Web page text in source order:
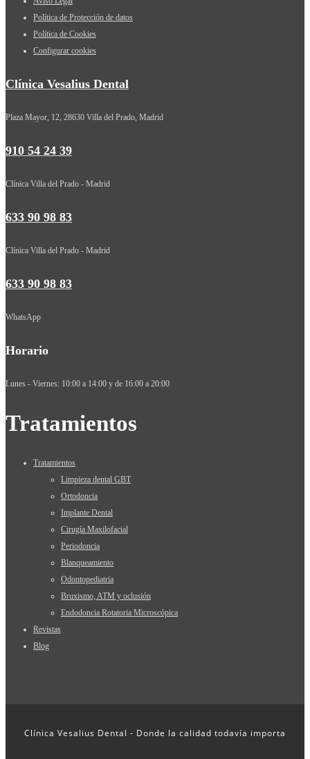
Política de Protección de datos
Política de Cookies
Configurar cookies
Clínica Vesalius Dental
Plaza Mayor, 12, 28630 Villa del Prado, Madrid
910 54 24 39
Clínica Villa del Prado - Madrid
633 90 98 83
Clínica Villa del Prado - Madrid
633 90 98 83
WhatsApp
Horario
Lunes - Viernes: 10:00 a 14:00 y de 16:00 a 20:00
Tratamientos
Tratamientos
Limpieza dental GBT
Ortodoncia
Implante Dental
Cirugía Maxilofacial
Periodoncia
Blanqueamiento
Odontopediatría
Bruxismo, ATM y oclusión
Endodoncia Rotatoria Microscópica
Revistas
Blog
Clínica Vesalius Dental - Donde la calidad todavía importa